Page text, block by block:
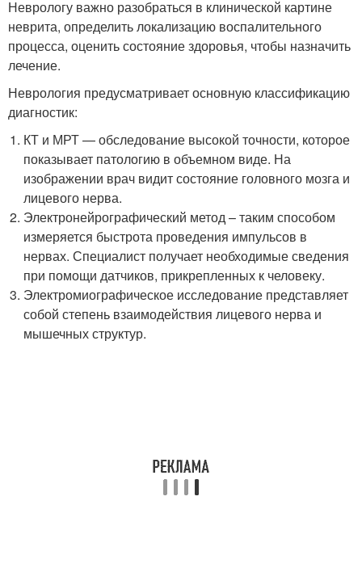
Неврологу важно разобраться в клинической картине
неврита, определить локализацию воспалительного
процесса, оценить состояние здоровья, чтобы назначить
лечение.
Неврология предусматривает основную классификацию
диагностик:
КТ и МРТ — обследование высокой точности, которое
показывает патологию в объемном виде. На
изображении врач видит состояние головного мозга и
лицевого нерва.
Электронейрографический метод – таким способом
измеряется быстрота проведения импульсов в
нервах. Специалист получает необходимые сведения
при помощи датчиков, прикрепленных к человеку.
Электромиографическое исследование представляет
собой степень взаимодействия лицевого нерва и
мышечных структур.